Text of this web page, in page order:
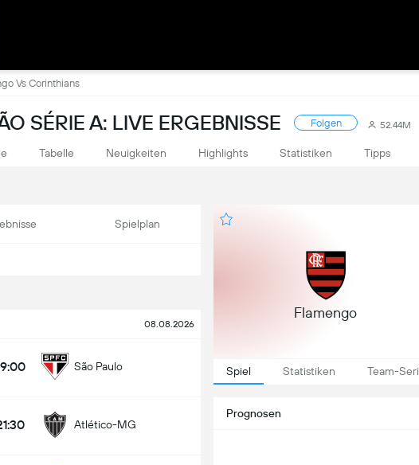
Vs Corinthians
SÉRIE A: LIVE ERGEBNISSE Folgen 52.44M
Tabelle Neuigkeiten Highlights Statistiken Tipps
Spielplan
08.08.2026
São Paulo
Atlético-MG
Flamengo
Spiel Statistiken Team-
Prognosen